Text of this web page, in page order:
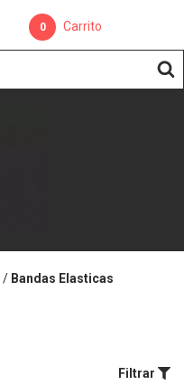
0 Carrito
/ Bandas Elasticas
Filtrar